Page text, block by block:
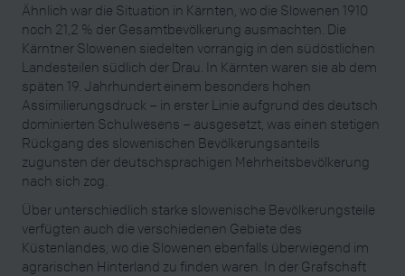
Ähnlich war die Situation in Kärnten, wo die Slowenen 1910
noch 21,2 % der Gesamtbevölkerung ausmachten. Die
Kärntner Slowenen siedelten vorrangig in den südöstlichen
Landesteilen südlich der Drau. In Kärnten waren sie ab dem
späten 19. Jahrhundert einem besonders hohen
Assimilierungsdruck – in erster Linie aufgrund des deutsch
dominierten Schulwesens – ausgesetzt, was einen stetigen
Rückgang des slowenischen Bevölkerungsanteils
zugunsten der deutschsprachigen Mehrheitsbevölkerung
nach sich zog.
Über unterschiedlich starke slowenische Bevölkerungsteile
verfügten auch die verschiedenen Gebiete des
Küstenlandes, wo die Slowenen ebenfalls überwiegend im
agrarischen Hinterland zu finden waren. In der Grafschaft